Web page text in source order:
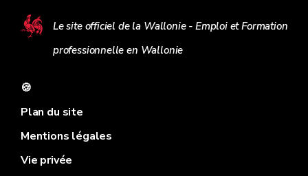
Le site officiel de la Wallonie - Emploi et Formation
professionnelle en Wallonie
🍪
Plan du site
Mentions légales
Vie privée